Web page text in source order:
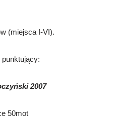
(miejsca I-VI).
2007
50mot